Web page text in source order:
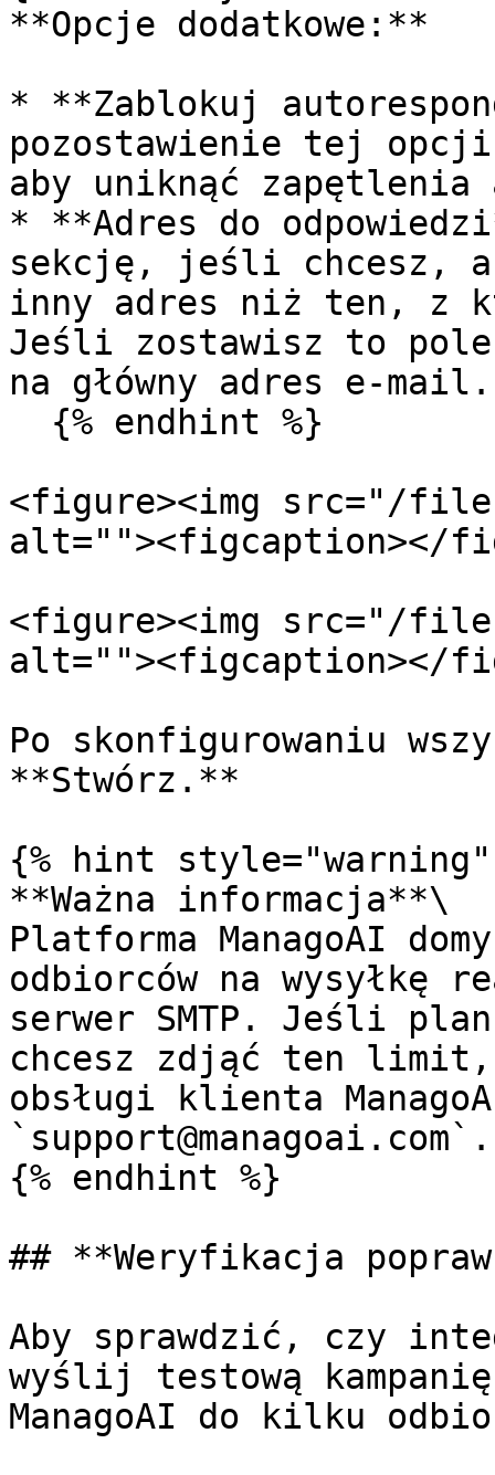
**Opcje dodatkowe:**
* **Zablokuj
pozostawienie tej
aby uniknąć zapętlenia
* **Adres do
sekcję, jeśli chcesz,
inny adres niż ten, z
Jeśli zostawisz to
na główny adres e-mail.
<figure><img src="/files/
alt=""><figcaption></
<figure><img src="/files/
alt=""><figcaption></
Po skonfigurowaniu
**Stwórz.**
{% hint style="warning"
**Ważna informacja**\
Platforma ManagoAI
odbiorców na wysyłkę
serwer SMTP. Jeśli
chcesz zdjąć ten
obsługi klienta
`support@managoai.com`.
{% endhint %}
## **Weryfikacja
Aby sprawdzić, czy
wyślij testową
ManagoAI do kilku